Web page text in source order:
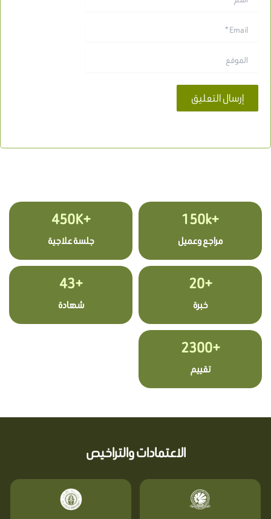
+150k
مراجع وعميل
+450K
جلسة علاجية
+20
خبرة
+43
شهادة
+2300
تقييم
الاعتمادات والتراخيص